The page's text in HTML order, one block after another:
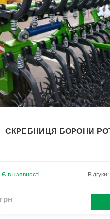
УСТАТКУВАННЯ ДЛЯ
ЗРОШУВАЛЬНІ СИСТЕМИ
СКРЕБНИЦЯ БОРОНИ
Є в наявності Відгуки:
грн